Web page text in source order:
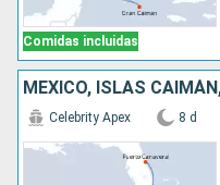
Comidas incluidas
Celebrity Apex 8 d